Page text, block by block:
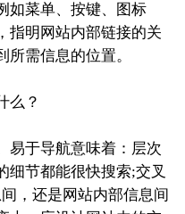
如菜单、按键、图标
指明网站内部链接的关
需信息的位置。
么？
导航意味着：层次
细节都能很快搜索;交叉
，还是网站内部信息间